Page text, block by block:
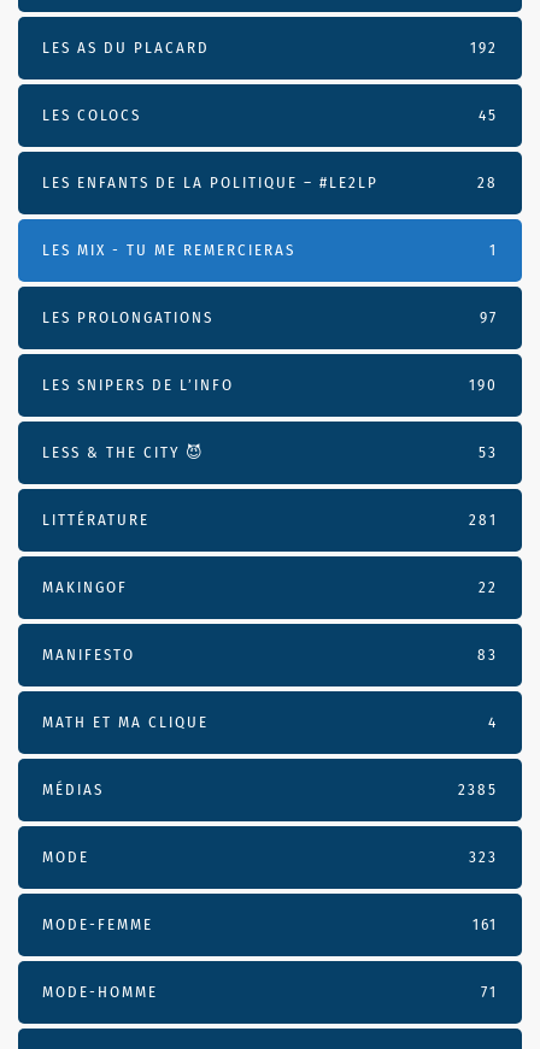
LES AS DU PLACARD 192
LES COLOCS 45
LES ENFANTS DE LA POLITIQUE – #LE2LP 28
LES MIX - TU ME REMERCIERAS 1
LES PROLONGATIONS 97
LES SNIPERS DE L’INFO 190
LESS & THE CITY 😈 53
LITTÉRATURE 281
MAKINGOF 22
MANIFESTO 83
MATH ET MA CLIQUE 4
MÉDIAS 2385
MODE 323
MODE-FEMME 161
MODE-HOMME 71